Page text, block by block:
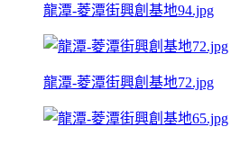
龍潭-菱潭街興創基地94.jpg
龍潭-菱潭街興創基地72.jpg